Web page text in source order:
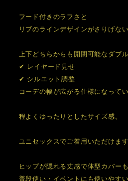
フード付きのラフさと
リブのラインデザインがさりげな
上下どちらからも開閉可能なダブル
✔ レイヤード見せ
✔ シルエット調整
コーデの幅が広がる仕様になってい
程よくゆったりとしたサイズ感。
ユニセックスでご着用いただけます
ヒップが隠れる丈感で体型カバー
普段使い・イベントにも使いやす